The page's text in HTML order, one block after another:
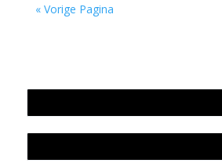
« Vorige Pagina